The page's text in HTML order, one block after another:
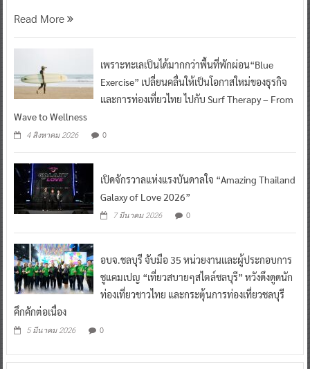
Read More
เพราะทะเลเป็นได้มากกว่าพื้นที่พักผ่อน“Blue
Exercise” เปลี่ยนคลื่นให้เป็นโอกาสใหม่ของธุรกิจ
และการท่องเที่ยวไทย ไปกับ Surf Therapy – From
Wave to Wellness
4 สิงหาคม 2026 0
เปิดจักรวาลแห่งแรงบันดาลใจ “Amazing Thailand
Galaxy of Love 2026”
7 มีนาคม 2026 0
อบจ.ชลบุรี จับมือ 35 หน่วยงานและผู้ประกอบการ
ชูแคมเปญ “เที่ยวสบายๆสไตล์ชลบุรี” หวังดึงดูดนัก
ท่องเที่ยวชาวไทย และกระตุ้นการท่องเที่ยวชลบุรี
คึกคักต่อเนื่อง
5 มีนาคม 2026 0